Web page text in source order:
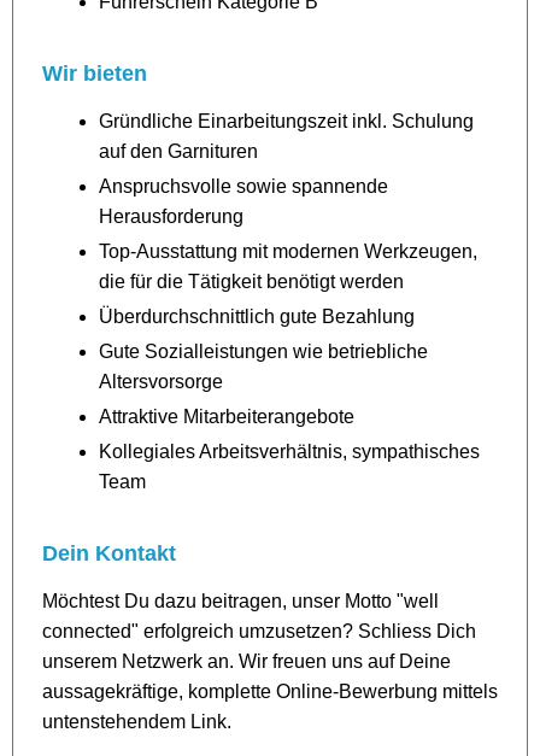
Wir bieten
Gründliche Einarbeitungszeit inkl. Schulung
auf den Garnituren
Anspruchsvolle sowie spannende
Herausforderung
Top-Ausstattung mit modernen Werkzeugen,
die für die Tätigkeit benötigt werden
Überdurchschnittlich gute Bezahlung
Gute Sozialleistungen wie betriebliche
Altersvorsorge
Attraktive Mitarbeiterangebote
Kollegiales Arbeitsverhältnis, sympathisches
Team
Dein Kontakt
Möchtest Du dazu beitragen, unser Motto "well
connected" erfolgreich umzusetzen? Schliess Dich
unserem Netzwerk an. Wir freuen uns auf Deine
aussagekräftige, komplette Online-Bewerbung mittels
untenstehendem Link.